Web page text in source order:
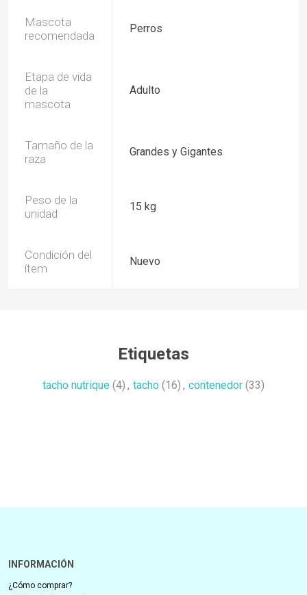
Mascota
recomendada
Perros
Etapa de vida
de la
mascota
Adulto
Tamaño de la
raza
Grandes y Gigantes
Peso de la
unidad
15 kg
Condición del
ítem
Nuevo
Etiquetas
tacho nutrique (4) , tacho (16) , contenedor (33)
INFORMACIÓN
¿Cómo comprar?